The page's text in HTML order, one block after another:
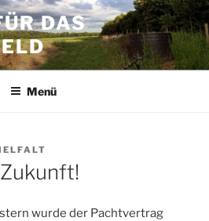
DAS
Menü
wurde der Pachtvertrag